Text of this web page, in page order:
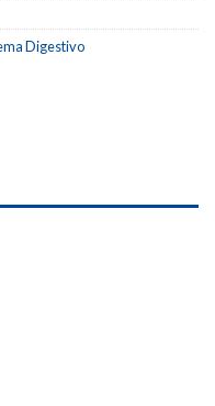
Digestivo